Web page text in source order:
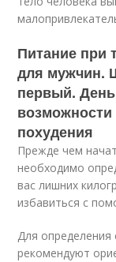
Питание при
для мужчин.
первый.
похудения
Прежде чем
необходимо
вас лишних
избавиться с
Для определения
рекомендуют